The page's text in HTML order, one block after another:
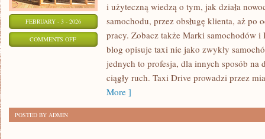
FEBRUARY - 3 - 2026
COMMENTS OFFON
UBEZPIECZENIA
SAMOCHODOWE
i użyteczną wiedzą o tym, jak działa
samochodu, przez obsługę klienta, aż po
pracy. Zobacz także Marki samochodów i
blog opisuje taxi nie jako zwykły
jednych to profesja, dla innych sposób
ciągły ruch. Taxi Drive prowadzi przez
More ]
POSTED BY ADMIN